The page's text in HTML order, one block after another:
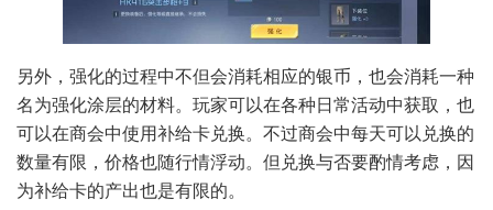
另外，强化的过程中不但会消耗相应的银币，也会消耗一种
名为强化涂层的材料。玩家可以在各种日常活动中获取，也
可以在商会中使用补给卡兑换。不过商会中每天可以兑换的
数量有限，价格也随行情浮动。但兑换与否要酌情考虑，因
为补给卡的产出也是有限的。